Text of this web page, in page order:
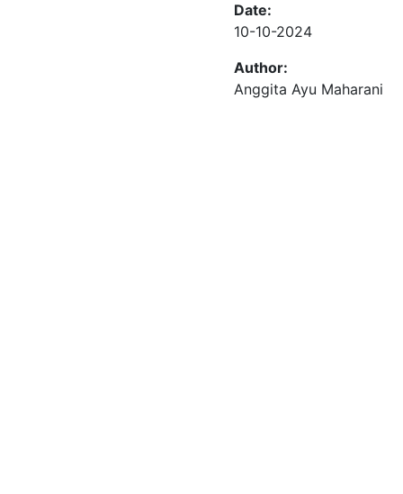
Date:
10-10-2024
Author:
Anggita Ayu Maharani